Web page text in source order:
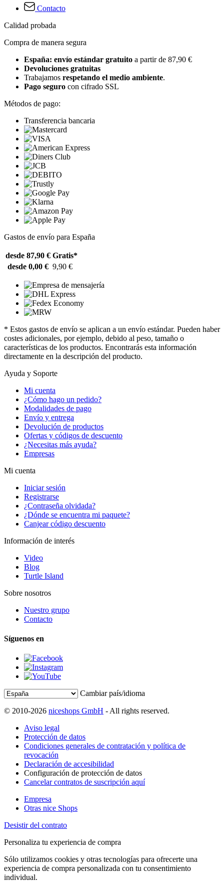
Contacto
Calidad probada
Compra de manera segura
España: envío estándar gratuito a partir de 87,90 €
Devoluciones gratuitas
Trabajamos respetando el medio ambiente.
Pago seguro con cifrado SSL
Métodos de pago:
Transferencia bancaria
Gastos de envío para España
desde 87,90 € Gratis*
desde 0,00 € 9,90 €
* Estos gastos de envío se aplican a un envío estándar. Pueden haber
costes adicionales, por ejemplo, debido al peso, tamaño o
características de los productos. Encontrarás esta información
directamente en la descripción del producto.
Ayuda y Soporte
Mi cuenta
¿Cómo hago un pedido?
Modalidades de pago
Envío y entrega
Devolución de productos
Ofertas y códigos de descuento
¿Necesitas más ayuda?
Empresas
Mi cuenta
Iniciar sesión
Registrarse
¿Contraseña olvidada?
¿Dónde se encuentra mi paquete?
Canjear código descuento
Información de interés
Video
Blog
Turtle Island
Sobre nosotros
Nuestro grupo
Contacto
Síguenos en
Cambiar país/idioma
© 2010-2026 niceshops GmbH - All rights reserved.
Aviso legal
Protección de datos
Condiciones generales de contratación y política de
revocación
Declaración de accesibilidad
Configuración de protección de datos
Cancelar contratos de suscripción aquí
Empresa
Otras nice Shops
Desistir del contrato
Personaliza tu experiencia de compra
Sólo utilizamos cookies y otras tecnologías para ofrecerte una
experiencia de compra personalizada con tu consentimiento
individual.